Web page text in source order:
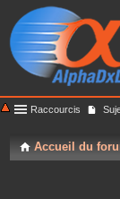
Raccourcis
Accueil du